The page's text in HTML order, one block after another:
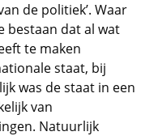
de politiek’. Waar
bestaan dat al wat
te maken
staat, bij
was de staat in een
van
Natuurlijk